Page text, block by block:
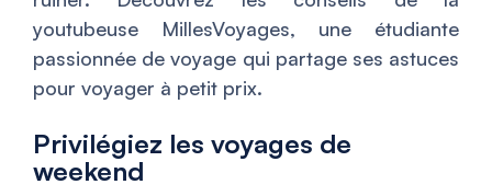
youtubeuse MillesVoyages, une étudiante
passionnée de voyage qui partage ses astuces
pour voyager à petit prix.
Privilégiez les voyages de
weekend